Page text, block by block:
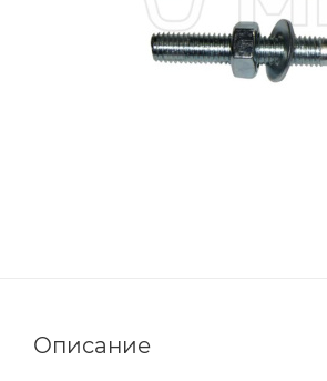
Описание